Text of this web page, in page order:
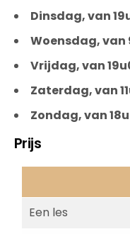
Dinsdag, van
Woensdag, van
Vrijdag, van
Zaterdag, van
Zondag, van
Prijs
Een les